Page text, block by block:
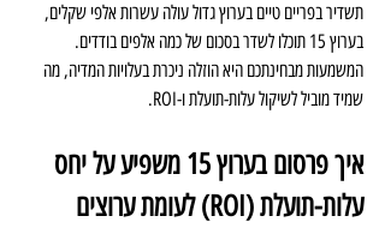
תשדיר בפריים טיים בערוץ גדול עולה עשרות אלפי שקלים,
בערוץ 15 תוכלו לשדר בסכום של כמה אלפים בודדים.
המשמעות מבחינתכם היא הוזלה ניכרת בעלויות המדיה, מה
שמיד מוביל לשיקול עלות-תועלת ו-ROI.
איך פרסום בערוץ 15 משפיע על יחס
עלות-תועלת (ROI) לעומת ערוצים